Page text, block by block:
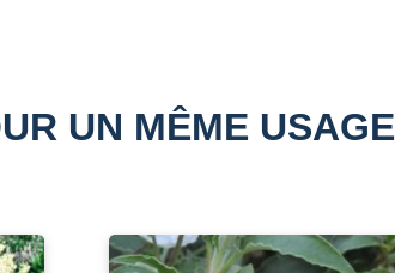
UN MÊME USAGE